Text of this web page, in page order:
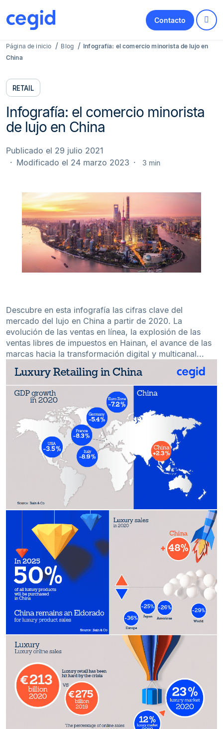
Contacto
Página de inicio Blog
Infografía: el comercio minorista de lujo en
China
RETAIL
Infografía: el comercio minorista
de lujo en China
Publicado el 29 julio 2021
Modificado el 24 marzo 2023
3 min
Descubre en esta infografía las cifras clave del
mercado del lujo en China a partir de 2020. La
evolución de las ventas en línea, la explosión de las
ventas libres de impuestos en Hainan, el avance de las
marcas hacia la transformación digital y multicanal...